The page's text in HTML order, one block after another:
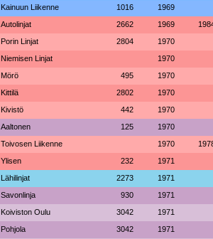
Kainuun Liikenne 1016 1969
Autolinjat 2662 1969
Porin Linjat 2804 1970
Niemisen Linjat 1970
Mörö 495 1970
Kittilä 2802 1970
Kivistö 442 1970
Aaltonen 125 1970
Toivosen Liikenne 1970
Ylisen 232 1971
Lähilinjat 2273 1971
Savonlinja 930 1971
Koiviston Oulu 3042 1971
Pohjola 3042 1971